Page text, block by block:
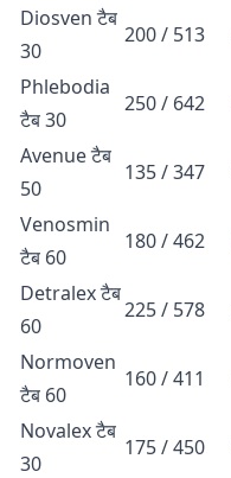
Diosven टैब
30
200 / 513
Phlebodia
टैब 30
250 / 642
Avenue टैब
50
135 / 347
Venosmin
टैब 60
180 / 462
Detralex टैब
60
225 / 578
Normoven
टैब 60
160 / 411
Novalex टैब
30
175 / 450